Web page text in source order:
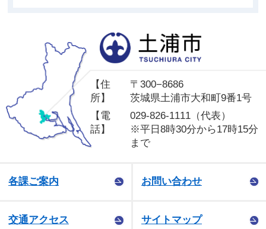
【住
所】
〒300−8686
茨城県土浦市大和町9番1号
【電
話】
029-826-1111（代表）
※平日8時30分から17時15分
まで
各課ご案内 お問い合わせ
交通アクセス サイトマップ